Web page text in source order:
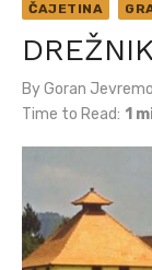
ČAJETINA
ByGoran
Time to Read: 1